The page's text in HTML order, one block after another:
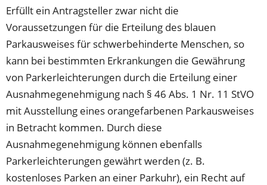
Erfüllt ein Antragsteller zwar nicht die
Voraussetzungen für die Erteilung des blauen
Parkausweises für schwerbehinderte Menschen, so
kann bei bestimmten Erkrankungen die Gewährung
von Parkerleichterungen durch die Erteilung einer
Ausnahmegenehmigung nach § 46 Abs. 1 Nr. 11 StVO
mit Ausstellung eines orangefarbenen Parkausweises
in Betracht kommen. Durch diese
Ausnahmegenehmigung können ebenfalls
Parkerleichterungen gewährt werden (z. B.
kostenloses Parken an einer Parkuhr), ein Recht auf